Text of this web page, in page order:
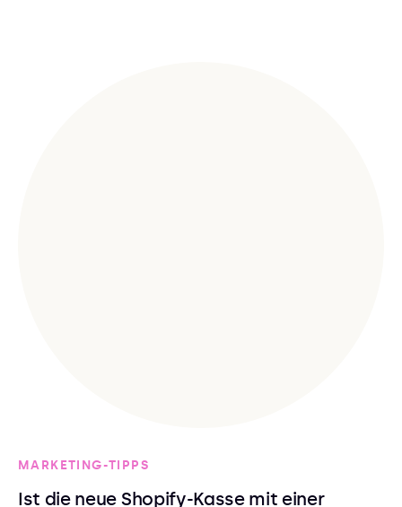
MARKETING-TIPPS
Ist die neue Shopify-Kasse mit einer